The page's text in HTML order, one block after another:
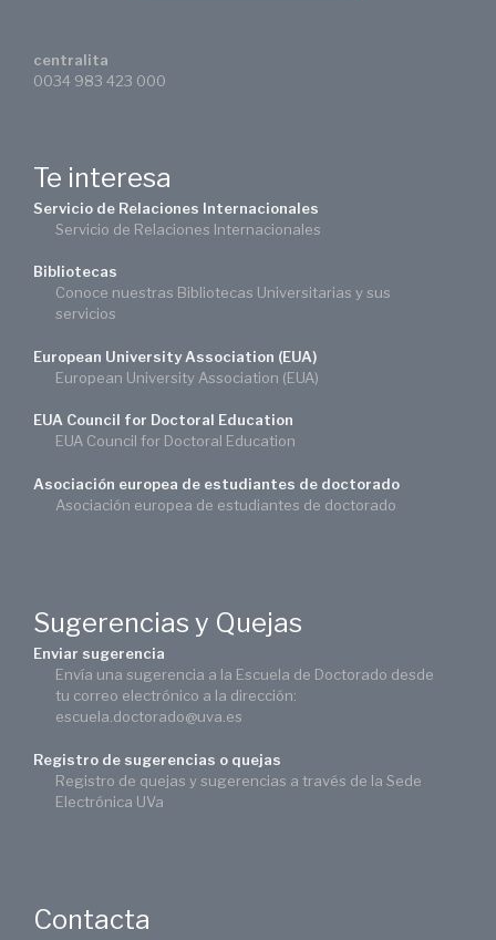
centralita
0034 983 423 000
Te interesa
Servicio de Relaciones Internacionales
Servicio de Relaciones Internacionales
Bibliotecas
Conoce nuestras Bibliotecas Universitarias y sus
servicios
European University Association (EUA)
European University Association (EUA)
EUA Council for Doctoral Education
EUA Council for Doctoral Education
Asociación europea de estudiantes de doctorado
Asociación europea de estudiantes de doctorado
Sugerencias y Quejas
Enviar sugerencia
Envía una sugerencia a la Escuela de Doctorado desde
tu correo electrónico a la dirección:
escuela.doctorado@uva.es
Registro de sugerencias o quejas
Registro de quejas y sugerencias a través de la Sede
Electrónica UVa
Contacta